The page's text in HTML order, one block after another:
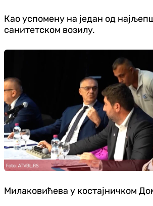
Као успомену на један од
санитетском возилу.
Милаковићева у костајничком